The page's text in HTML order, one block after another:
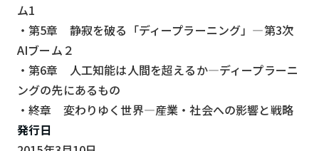
ム1
・第5章 静寂を破る「ディープラーニング」―第3次
AIブーム２
・第6章 人工知能は人間を超えるか―ディープラーニ
ングの先にあるもの
・終章 変わりゆく世界―産業・社会への影響と戦略
発行日